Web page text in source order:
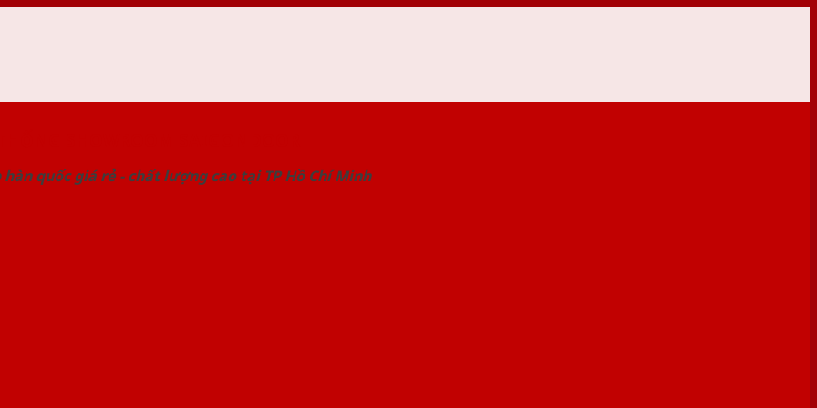
quốc giá rẻ - chất lượng cao tại TP Hồ Chí Minh